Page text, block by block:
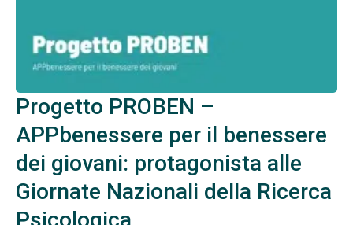
Progetto PROBEN –
APPbenessere per il benessere
dei giovani: protagonista alle
Giornate Nazionali della Ricerca
Psicologica